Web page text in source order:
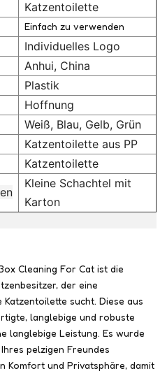
Katzentoilette
Einfach zu verwenden
Individuelles Logo
Anhui, China
Plastik
Hoffnung
Weiß, Blau, Gelb, Grün
Katzentoilette aus PP
Katzentoilette
Kleine Schachtel mit
Karton
Cleaning For Cat ist die
der eine
sucht. Diese aus
langlebige und robuste
langlebige Leistung. Es wurde
pelzigen Freundes
Komfort und Privatsphäre, damit